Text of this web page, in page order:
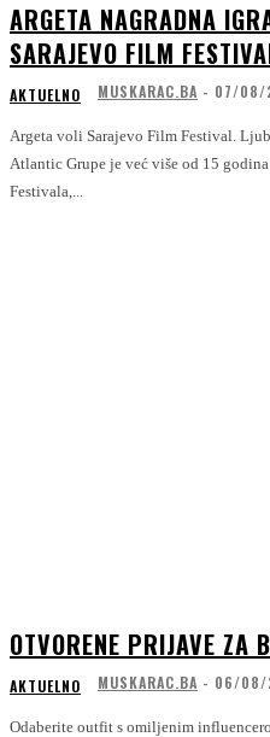
ARGETA NAGRADNA
SARAJEVO FILM
AKTUELNO MUSKARAC.BA - 07/08/
Argeta voli Sarajevo Film Festival. Ljubav kao u
Atlantic Grupe je već više od 15
Festivala,...
OTVORENE PRIJAVE ZA
AKTUELNO MUSKARAC.BA - 06/08/
Odaberite outfit s omiljenim